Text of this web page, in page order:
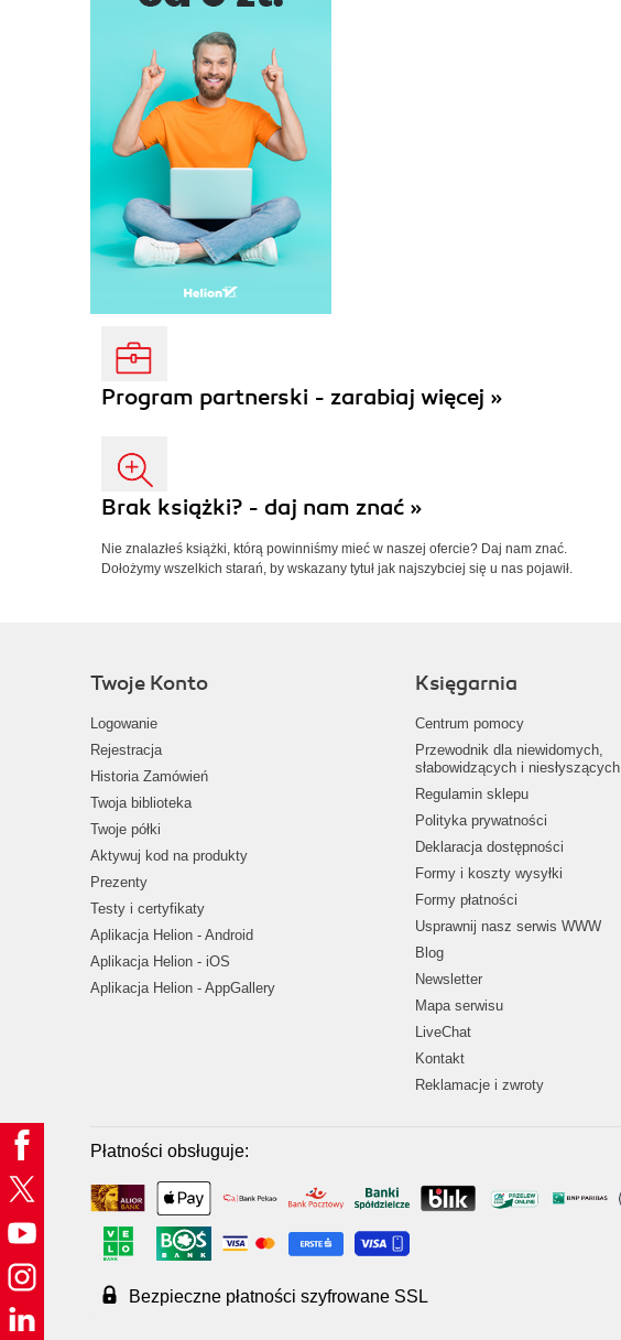
Program partnerski - zarabiaj więcej »
Brak książki? - daj nam znać »
Nie znalazłeś książki, którą powinniśmy mieć w naszej ofercie? Daj nam znać.
Dołożymy wszelkich starań, by wskazany tytuł jak najszybciej się u nas pojawił.
Twoje Konto
Logowanie
Rejestracja
Historia Zamówień
Twoja biblioteka
Twoje półki
Aktywuj kod na produkty
Prezenty
Testy i certyfikaty
Aplikacja Helion - Android
Aplikacja Helion - iOS
Aplikacja Helion - AppGallery
Księgarnia
Centrum pomocy
Przewodnik dla niewidomych,
słabowidzących i niesłyszących
Regulamin sklepu
Polityka prywatności
Deklaracja dostępności
Formy i koszty wysyłki
Formy płatności
Usprawnij nasz serwis WWW
Blog
Newsletter
Mapa serwisu
LiveChat
Kontakt
Reklamacje i zwroty
Płatności obsługuje:
Bezpieczne płatności szyfrowane SSL